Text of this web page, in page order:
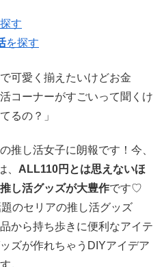
す
を探す
可愛く揃えたいけどお金
コーナーがすごいって聞くけ
るの？」
推し活女子に朗報です！今、
、 ALL110円とは思えないほ
し活グッズが大豊作です♡
のセリアの推し活グッズ
から持ち歩きに便利なアイテ
ズが作れちゃうDIYアイデア
。